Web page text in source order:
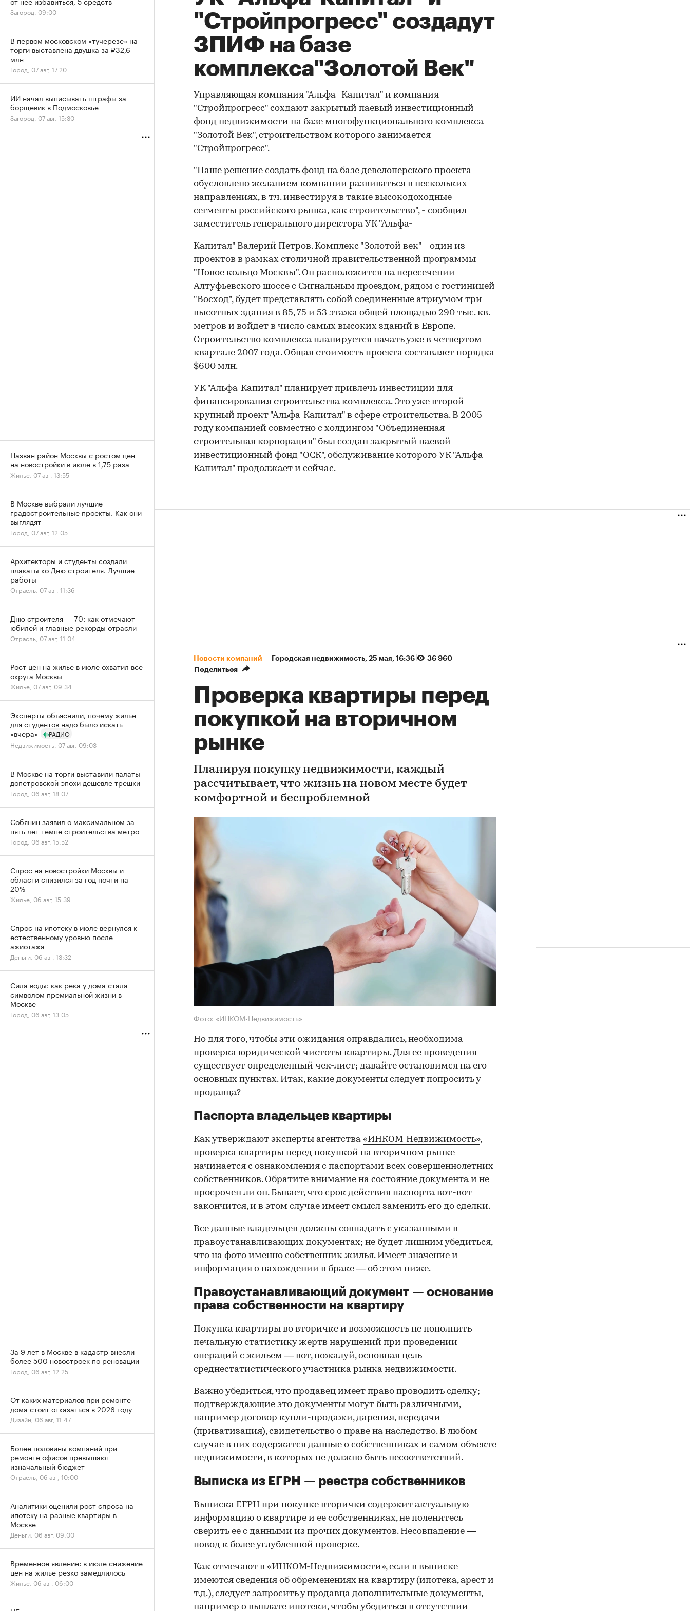
"Стройпрогресс" создадут
ЗПИФ на базе
комплекса"Золотой Век"
Управляющая компания "Альфа- Капитал" и компания
"Стройпрогресс" сохдают закрытый паевый инвестиционный
фонд недвижимости на базе многофункционального комплекса
"Золотой Век", строительством которого занимается
"Стройпрогресс".
"Наше решение создать фонд на базе девелоперского проекта
обусловлено желанием компании развиваться в нескольких
направлениях, в т.ч. инвестируя в такие высокодоходные
сегменты российского рынка, как строительство", - сообщил
заместитель генерального директора УК "Альфа-
Капитал" Валерий Петров. Комплекс "Золотой век" - один из
проектов в рамках столичной правительственной программы
"Новое кольцо Москвы". Он расположится на пересечении
Алтуфьевского шоссе с Сигнальным проездом, рядом с гостиницей
"Восход", будет представлять собой соединенные атриумом три
высотных здания в 85, 75 и 53 этажа общей площадью 290 тыс. кв.
метров и войдет в число самых высоких зданий в Европе.
Строительство комплекса планируется начать уже в четвертом
квартале 2007 года. Общая стоимость проекта составляет порядка
$600 млн.
УК "Альфа-Капитал" планирует привлечь инвестиции для
финансирования строительства комплекса. Это уже второй
крупный проект "Альфа-Капитал" в сфере строительства. В 2005
году компанией совместно с холдингом "Объединенная
строительная корпорация" был создан закрытый паевой
инвестиционный фонд "ОСК", обслуживание которого УК "Альфа-
Капитал" продолжает и сейчас.
Новости компаний Городская недвижимость⁠, 25 мая, 16:36
36 960
Поделиться
Проверка квартиры перед
покупкой на вторичном
рынке
Планируя покупку недвижимости, каждый
рассчитывает, что жизнь на новом месте будет
комфортной и беспроблемной
Фото: «ИНКОМ-Недвижимость»
Но для того, чтобы эти ожидания оправдались, необходима
проверка юридической чистоты квартиры. Для ее проведения
существует определенный чек-лист; давайте остановимся на его
основных пунктах. Итак, какие документы следует попросить у
продавца?
Паспорта владельцев квартиры
Как утверждают эксперты агентства «ИНКОМ-Недвижимость»,
проверка квартиры перед покупкой на вторичном рынке
начинается с ознакомления с паспортами всех совершеннолетних
собственников. Обратите внимание на состояние документа и не
просрочен ли он. Бывает, что срок действия паспорта вот-вот
закончится, и в этом случае имеет смысл заменить его до сделки.
Все данные владельцев должны совпадать с указанными в
правоустанавливающих документах; не будет лишним убедиться,
что на фото именно собственник жилья. Имеет значение и
информация о нахождении в браке — об этом ниже.
Правоустанавливающий документ — основание
права собственности на квартиру
Покупка квартиры во вторичке и возможность не пополнить
печальную статистику жертв нарушений при проведении
операций с жильем — вот, пожалуй, основная цель
среднестатистического участника рынка недвижимости.
Важно убедиться, что продавец имеет право проводить сделку;
подтверждающие это документы могут быть различными,
например договор купли-продажи, дарения, передачи
(приватизация), свидетельство о праве на наследство. В любом
случае в них содержатся данные о собственниках и самом объекте
недвижимости, в которых не должно быть несоответствий.
Выписка из ЕГРН — реестра собственников
Выписка ЕГРН при покупке вторички содержит актуальную
информацию о квартире и ее собственниках, не поленитесь
сверить ее с данными из прочих документов. Несовпадение —
повод к более углубленной проверке.
Как отмечают в «ИНКОМ-Недвижимости», если в выписке
имеются сведения об обременениях на квартиру (ипотека, арест и
т.д.), следует запросить у продавца дополнительные документы,
например о выплате ипотеки, чтобы убедиться в отсутствии
Загород, 09:00
В первом московском «тучерезе» на
торги выставлена двушка за ₽32,6
млн
Город, 07 авг, 17:20
ИИ начал выписывать штрафы за
борщевик в Подмосковье
Загород, 07 авг, 15:30
Назван район Москвы с ростом цен
на новостройки в июле в 1,75 раза
Жилье, 07 авг, 13:55
В Москве выбрали лучшие
градостроительные проекты. Как они
выглядят
Город, 07 авг, 12:05
Архитекторы и студенты создали
плакаты ко Дню строителя. Лучшие
работы
Отрасль, 07 авг, 11:36
Дню строителя — 70: как отмечают
юбилей и главные рекорды отрасли
Отрасль, 07 авг, 11:04
Рост цен на жилье в июле охватил все
округа Москвы
Жилье, 07 авг, 09:34
Эксперты объяснили, почему жилье
для студентов надо было искать
«вчера»
РАДИО
Недвижимость, 07 авг, 09:03
В Москве на торги выставили палаты
допетровской эпохи дешевле трешки
Город, 06 авг, 18:07
Собянин заявил о максимальном за
пять лет темпе строительства метро
Город, 06 авг, 15:52
Спрос на новостройки Москвы и
области снизился за год почти на
20%
Жилье, 06 авг, 15:39
Спрос на ипотеку в июле вернулся к
естественному уровню после
ажиотажа
Деньги, 06 авг, 13:32
Сила воды: как река у дома стала
символом премиальной жизни в
Москве
Город, 06 авг, 13:05
За 9 лет в Москве в кадастр внесли
более 500 новостроек по реновации
Город, 06 авг, 12:25
От каких материалов при ремонте
дома стоит отказаться в 2026 году
Дизайн, 06 авг, 11:47
Более половины компаний при
ремонте офисов превышают
изначальный бюджет
Отрасль, 06 авг, 10:00
Аналитики оценили рост спроса на
ипотеку на разные квартиры в
Москве
Деньги, 06 авг, 09:00
Временное явление: в июле снижение
цен на жилье резко замедлилось
Жилье, 06 авг, 06:00